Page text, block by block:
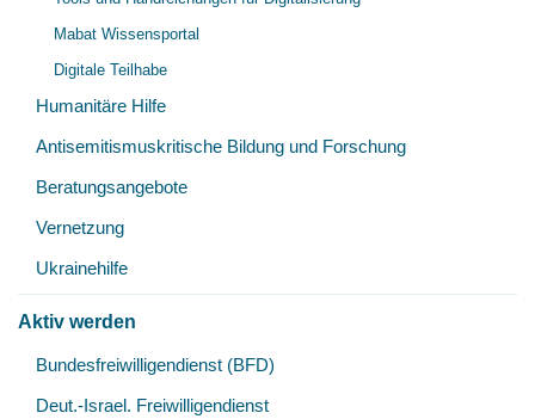
Mabat Wissensportal
Digitale Teilhabe
Humanitäre Hilfe
Antisemitismuskritische Bildung und Forschung
Beratungsangebote
Vernetzung
Ukrainehilfe
Aktiv werden
Bundesfreiwilligendienst (BFD)
Deut.-Israel. Freiwilligendienst